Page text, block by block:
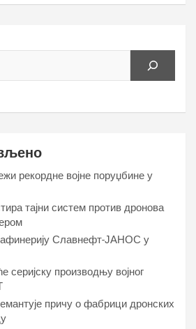
рекордне војне поруџбине у
тајни систем против дронова
Славнефт-ЈАНОС у
серијску производњу војног
причу о фабрици дронских